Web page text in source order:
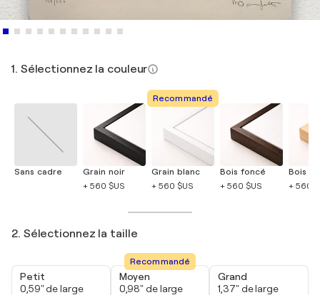
1. Sélectionnez la couleur
Sans cadre
Grain noir
+ 560 $US
Recommandé
Grain blanc
+ 560 $US
Bois foncé
+ 560 $US
Bois
+ 560
2. Sélectionnez la taille
Petit
0,59" de large
Recommandé
Moyen
0,98" de large
Grand
1,37" de large